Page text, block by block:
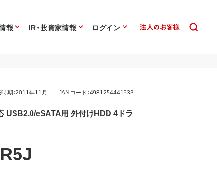
報 IR・投資家情報 ログイン
期：2011年11月 JANコード：4981254441633
USB2.0/eSATA用 外付けHDD 4ドラ